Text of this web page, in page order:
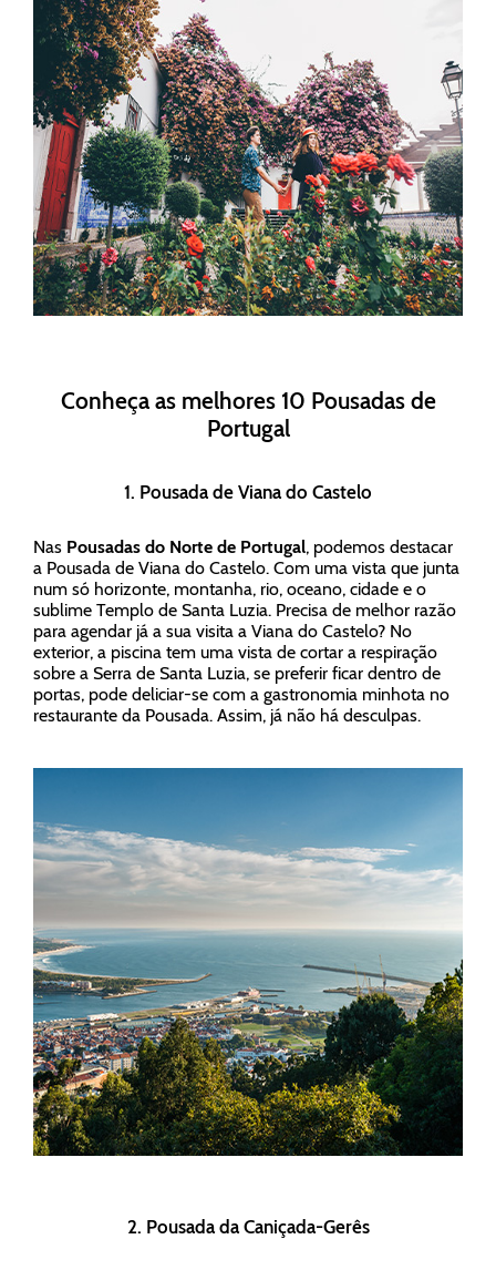
Conheça as melhores 10 Pousadas de
Portugal
1. Pousada de Viana do Castelo
Nas Pousadas do Norte de Portugal, podemos destacar
a Pousada de Viana do Castelo. Com uma vista que junta
num só horizonte, montanha, rio, oceano, cidade e o
sublime Templo de Santa Luzia. Precisa de melhor razão
para agendar já a sua visita a Viana do Castelo? No
exterior, a piscina tem uma vista de cortar a respiração
sobre a Serra de Santa Luzia, se preferir ficar dentro de
portas, pode deliciar-se com a gastronomia minhota no
restaurante da Pousada. Assim, já não há desculpas.
2. Pousada da Caniçada-Gerês